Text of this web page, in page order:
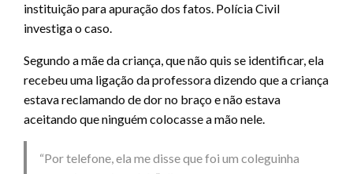
instituição para apuração dos fatos. Polícia Civil
investiga o caso.
Segundo a mãe da criança, que não quis se identificar, ela
recebeu uma ligação da professora dizendo que a criança
estava reclamando de dor no braço e não estava
aceitando que ninguém colocasse a mão nele.
“Por telefone, ela me disse que foi um coleguinha